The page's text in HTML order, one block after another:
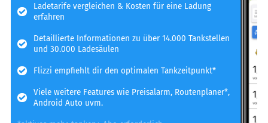
Ladetarife vergleichen & Kosten für eine Ladung
erfahren
Detaillierte Informationen zu über 14.000 Tankstellen
und 30.000 Ladesäulen
Flizzi empfiehlt dir den optimalen Tankzeitpunkt*
Viele weitere Features wie Preisalarm, Routenplaner*,
Android Auto uvm.